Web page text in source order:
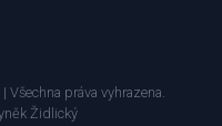
Všechna práva vyhrazena.
Židlický